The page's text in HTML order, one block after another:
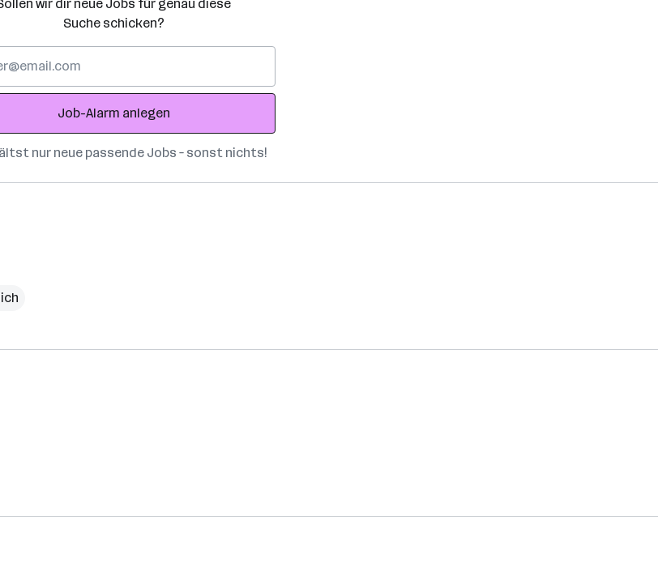
wir dir neue Jobs für genau diese
Suche schicken?
Job-Alarm anlegen
nur neue passende Jobs – sonst nichts!